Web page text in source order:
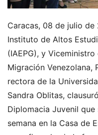
Caracas, 08 de julio
Instituto de Altos
(IAEPG), y
Migración Venezolana,
rectora de la
Sandra Oblitas,
Diplomacia Juvenil
semana en la Casa de